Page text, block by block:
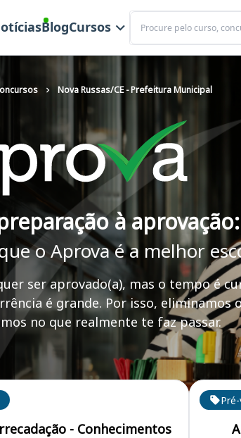
BlogCursos
Buscar
Nova Russas/CE - Prefeitura Municipal
à aprovação:
o Aprova é a melhor
ser aprovado(a), mas o tempo é
é grande. Por isso, eliminamos
no que realmente te faz passar.
para passar no concurso
- Conhecimentos